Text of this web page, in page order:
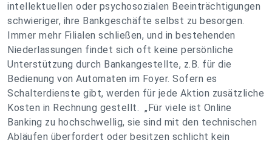
intellektuellen oder psychosozialen Beeinträchtigungen
schwieriger, ihre Bankgeschäfte selbst zu besorgen.
Immer mehr Filialen schließen, und in bestehenden
Niederlassungen findet sich oft keine persönliche
Unterstützung durch Bankangestellte, z.B. für die
Bedienung von Automaten im Foyer. Sofern es
Schalterdienste gibt, werden für jede Aktion zusätzliche
Kosten in Rechnung gestellt. „Für viele ist Online
Banking zu hochschwellig, sie sind mit den technischen
Abläufen überfordert oder besitzen schlicht kein